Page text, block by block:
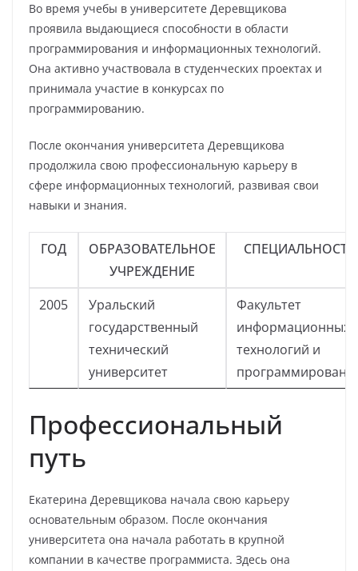
Во время учебы в университете Деревщикова
проявила выдающиеся способности в области
программирования и информационных технологий.
Она активно участвовала в студенческих проектах и
принимала участие в конкурсах по
программированию.
После окончания университета Деревщикова
продолжила свою профессиональную карьеру в
сфере информационных технологий, развивая свои
навыки и знания.
ГОД
ОБРАЗОВАТЕЛЬНОЕ
УЧРЕЖДЕНИЕ
СПЕЦИАЛЬНОСТЬ
2005
Уральский
государственный
технический
университет
Факультет
информационных
технологий и
Профессиональный
путь
Екатерина Деревщикова начала свою карьеру
основательным образом. После окончания
университета она начала работать в крупной
компании в качестве программиста. Здесь она